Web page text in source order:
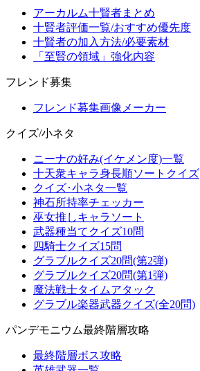
アーカルム十賢者まとめ
十賢者評価一覧/おすすめ優先度
十賢者の加入方法/必要素材
「至賢の領域」強化内容
フレンド募集
フレンド募集画像メーカー
クイズ/小ネタ
ニーナの好み(イケメン度)一覧
十天衆キャラ身長順ソートクイズ
クイズ･小ネタ一覧
神石所持率チェッカー
巫女推しキャラソート
武器種当てクイズ10問
四騎士クイズ15問
グラブルクイズ20問(第2弾)
グラブルクイズ20問(第1弾)
魔法戦士タイムアタック
グラブル楽器武器クイズ(全20問)
パンデモニウム最終階層攻略
最終階層ボス攻略